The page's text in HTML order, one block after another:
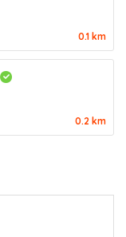
0.1 km
0.2 km